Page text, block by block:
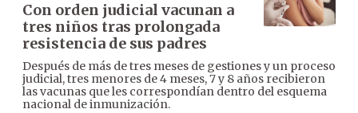
Con orden judicial vacunan a
tres niños tras prolongada
resistencia de sus padres
Después de más de tres meses de gestiones y un proceso
judicial, tres menores de 4 meses, 7 y 8 años recibieron
las vacunas que les correspondían dentro del esquema
nacional de inmunización.